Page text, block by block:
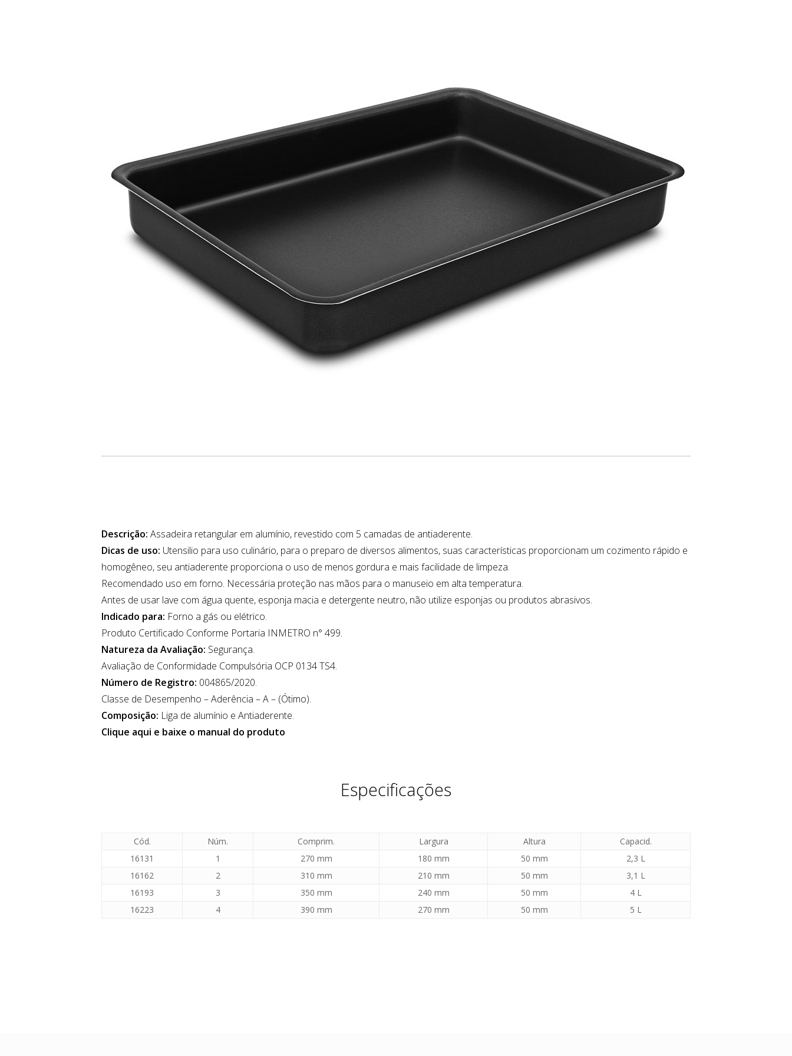
Descrição: Assadeira retangular em alumínio, revestido com 5 camadas de antiaderente.
Dicas de uso: Utensilio para uso culinário, para o preparo de diversos alimentos, suas características proporcionam um cozimento rápido e
homogêneo, seu antiaderente proporciona o uso de menos gordura e mais facilidade de limpeza.
Recomendado uso em forno. Necessária proteção nas mãos para o manuseio em alta temperatura.
Antes de usar lave com água quente, esponja macia e detergente neutro, não utilize esponjas ou produtos abrasivos.
Indicado para: Forno a gás ou elétrico.
Produto Certificado Conforme Portaria INMETRO n° 499.
Natureza da Avaliação: Segurança.
Avaliação de Conformidade Compulsória OCP 0134 TS4.
Número de Registro: 004865/2020.
Classe de Desempenho – Aderência – A – (Ótimo).
Composição: Liga de alumínio e Antiaderente.
Clique aqui e baixe o manual do produto
Especificações
Cód. Núm. Comprim. Largura Altura
Capacid.
16131
1 270 mm 180 mm 50 mm
2,3 L
16162
2 310 mm 210 mm 50 mm
3,1 L
16193
3 350 mm 240 mm 50 mm
4 L
16223
4 390 mm 270 mm 50 mm 5 L